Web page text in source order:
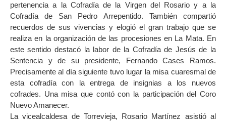
pertenencia a la Cofradía de la Virgen del Rosario y a la
Cofradía de San Pedro Arrepentido. También compartió
recuerdos de sus vivencias y elogió el gran trabajo que se
realiza en la organización de las procesiones en La Mata. En
este sentido destacó la labor de la Cofradía de Jesús de la
Sentencia y de su presidente, Fernando Cases Ramos.
Precisamente al día siguiente tuvo lugar la misa cuaresmal de
esta cofradía con la entrega de insignias a los nuevos
cofrades. Una misa que contó con la participación del Coro
Nuevo Amanecer.
La vicealcaldesa de Torrevieja, Rosario Martínez asistió al